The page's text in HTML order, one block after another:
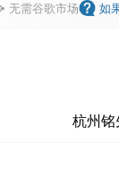
无需谷歌市场 如
杭州铭